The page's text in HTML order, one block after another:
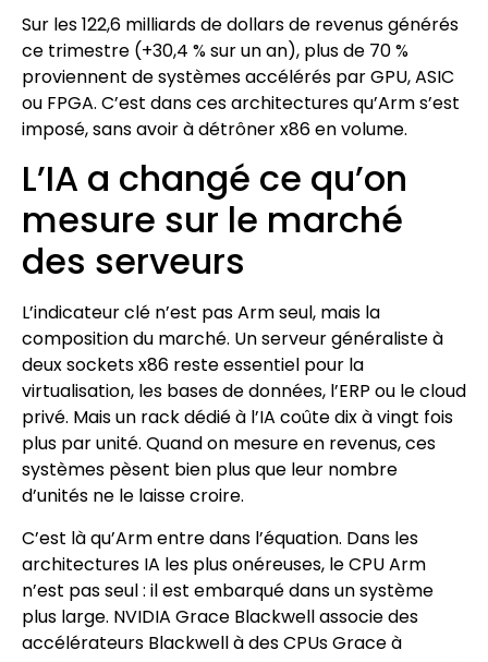
Sur les 122,6 milliards de dollars de revenus générés
ce trimestre (+30,4 % sur un an), plus de 70 %
proviennent de systèmes accélérés par GPU, ASIC
ou FPGA. C’est dans ces architectures qu’Arm s’est
imposé, sans avoir à détrôner x86 en volume.
L’IA a changé ce qu’on
mesure sur le marché
des serveurs
L’indicateur clé n’est pas Arm seul, mais la
composition du marché. Un serveur généraliste à
deux sockets x86 reste essentiel pour la
virtualisation, les bases de données, l’ERP ou le cloud
privé. Mais un rack dédié à l’IA coûte dix à vingt fois
plus par unité. Quand on mesure en revenus, ces
systèmes pèsent bien plus que leur nombre
d’unités ne le laisse croire.
C’est là qu’Arm entre dans l’équation. Dans les
architectures IA les plus onéreuses, le CPU Arm
n’est pas seul : il est embarqué dans un système
plus large. NVIDIA Grace Blackwell associe des
accélérateurs Blackwell à des CPUs Grace à